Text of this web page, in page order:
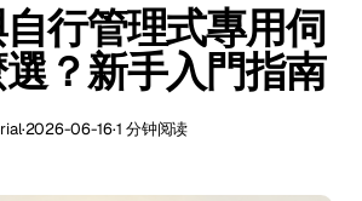
行管理式專用伺
？新手入門指南
·2026-06-16·1 分钟阅读